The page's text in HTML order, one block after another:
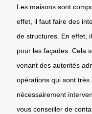
Les maisons sont
effet, il faut faire des
de structures. En effet,
pour les façades. Cela
venant des autorités
opérations qui sont
nécessairement
vous conseiller de